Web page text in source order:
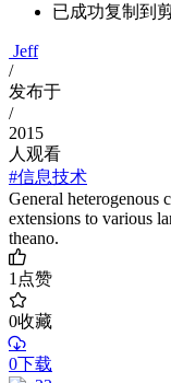
已成功复制到
Jeff
/
发布于
/
2015
人观看
#信息技术
General heterogenous
extensions to various
theano.
1点赞
0收藏
0下载